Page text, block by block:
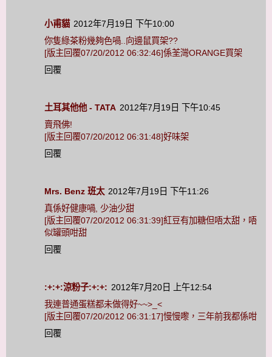
小甫貓 2012年7月19日 下午10:00
你隻綠茶粉幾夠色喎..向邊鼠買架??
[版主回覆07/20/2012 06:32:46]係荃灣ORANGE買架
回覆
土耳其他他 - TATA 2012年7月19日 下午10:45
賣飛佛!
[版主回覆07/20/2012 06:31:48]好味架
回覆
Mrs. Benz 班太 2012年7月19日 下午11:26
真係好健康喎, 少油少甜
[版主回覆07/20/2012 06:31:39]紅豆有加糖但唔太甜，唔
似罐頭咁甜
回覆
:+:+:涼粉子:+:+: 2012年7月20日 上午12:54
我連普通蛋糕都未做得好~~>_<
[版主回覆07/20/2012 06:31:17]慢慢嚟，三年前我都係咁
回覆